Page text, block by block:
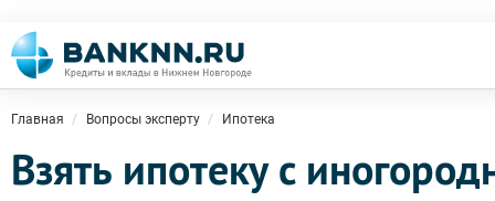
Главная Вопросы эксперту Ипотека
Взять ипотеку с